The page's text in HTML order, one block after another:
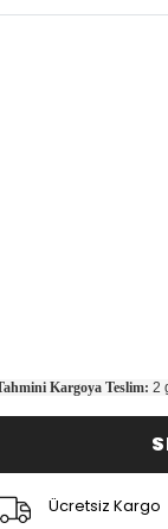
Kargoya Teslim: 2
Ücretsiz Kargo